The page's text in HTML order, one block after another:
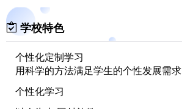
学校特色
个性化定制学习
用科学的方法满足学生的个性发展需求
个性化学习